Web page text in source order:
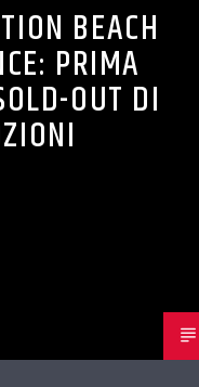
BEACH
PRIMA
OUT DI